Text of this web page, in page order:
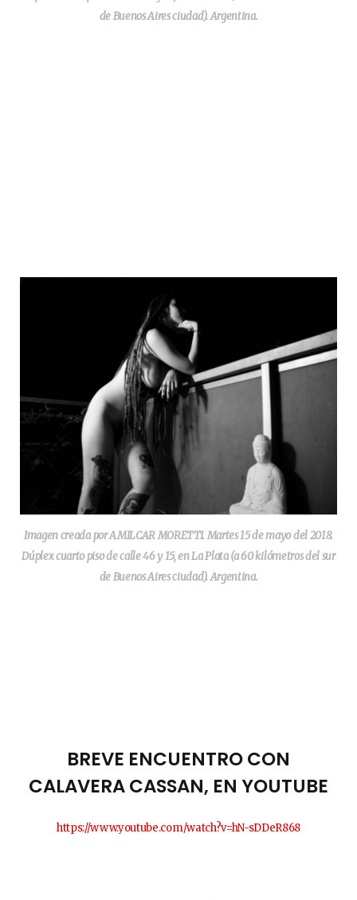
de Buenos Aires ciudad). Argentina.
Imagen creada por AMILCAR MORETTI. Martes 15 de mayo del 2018.
Dúplex cuarto piso de calle 46 y 15, en La Plata (a 60 kilómetros del sur
de Buenos Aires ciudad). Argentina.
BREVE ENCUENTRO CON
CALAVERA CASSAN, EN YOUTUBE
https://www.youtube.com/watch?v=hN-sDDeR868